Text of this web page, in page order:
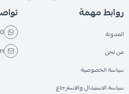
روابط مهمة
المدونة
من نحن
سياسة الخصوصية
سياسة الاستبدال والاسترجاع